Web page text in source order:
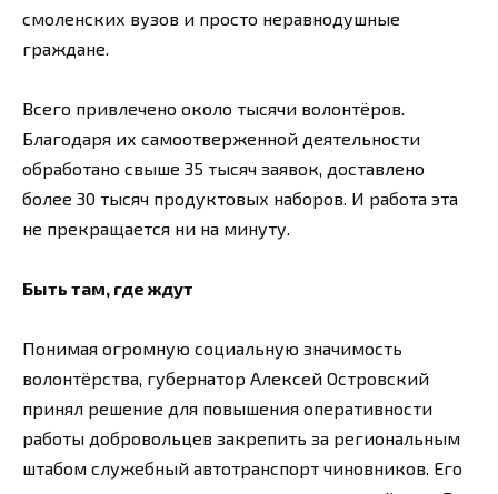
смоленских вузов и просто неравнодушные
граждане.
Всего привлечено около тысячи волонтёров.
Благодаря их самоотверженной деятельности
обработано свыше 35 тысяч заявок, доставлено
более 30 тысяч продуктовых наборов. И работа эта
не прекращается ни на минуту.
Быть там, где ждут
Понимая огромную социальную значимость
волонтёрства, губернатор Алексей Островский
принял решение для повышения оперативности
работы добровольцев закрепить за региональным
штабом служебный автотранспорт чиновников. Его